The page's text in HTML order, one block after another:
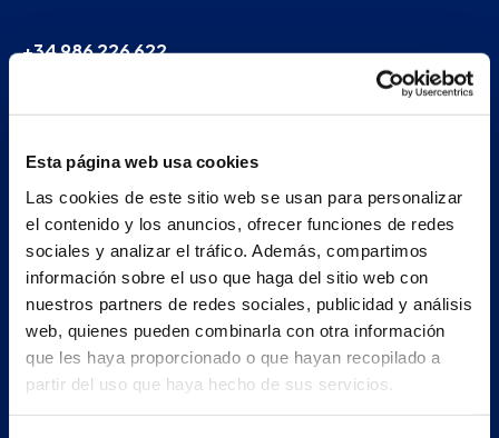
Esta página web usa cookies
Las cookies de este sitio web se usan para personalizar
el contenido y los anuncios, ofrecer funciones de redes
sociales y analizar el tráfico. Además, compartimos
información sobre el uso que haga del sitio web con
nuestros partners de redes sociales, publicidad y análisis
web, quienes pueden combinarla con otra información
que les haya proporcionado o que hayan recopilado a
partir del uso que haya hecho de sus servicios.
+34 986 226 622